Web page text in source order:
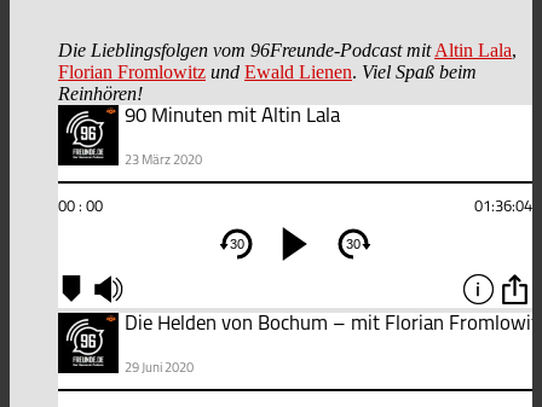
Die Lieblingsfolgen vom 96Freunde-Podcast mit Altin Lala,
Florian Fromlowitz und Ewald Lienen. Viel Spaß beim
Reinhören!